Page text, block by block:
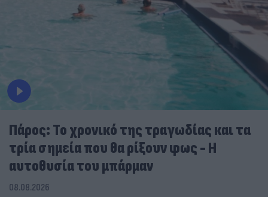
Πάρος: Το χρονικό της τραγωδίας και τα
τρία σημεία που θα ρίξουν φως - Η
αυτοθυσία του μπάρμαν
08.08.2026